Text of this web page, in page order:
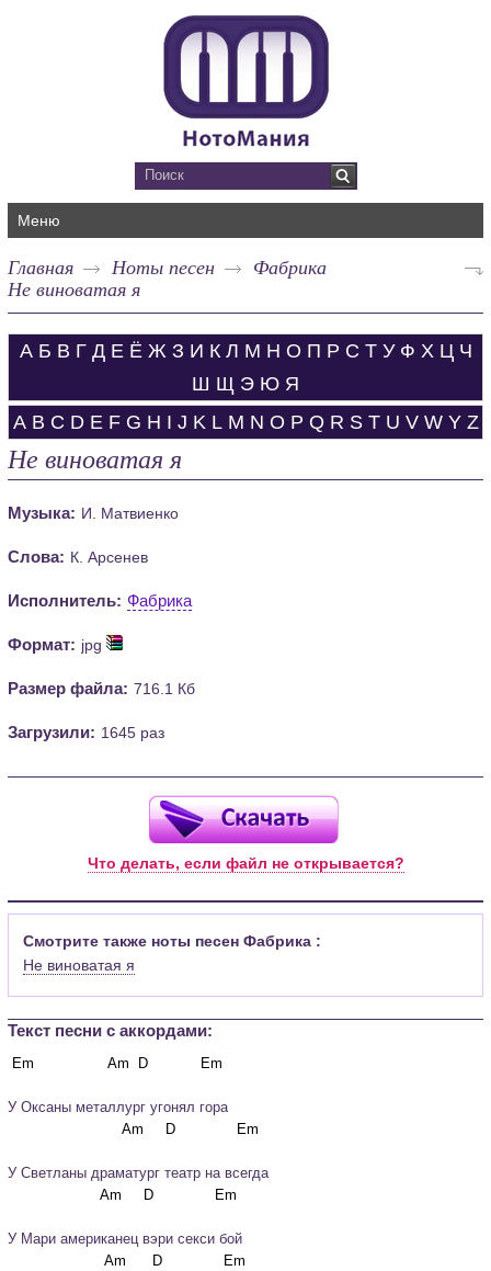
Меню
Главная Ноты песен
Фабрика
Не виноватая я
А Б В Г Д Е Ё Ж З И К Л М Н О П Р С Т У Ф Х Ц Ч
Ш Щ Э Ю Я
A B C D E F G H I J K L M N O P Q R S T U V W Y Z
Не виноватая я
Музыка: И. Матвиенко
Слова: К. Арсенев
Исполнитель: Фабрика
Формат: jpg
Размер файла: 716.1 Кб
Загрузили: 1645 раз
Что делать, если файл не открывается?
Смотрите также ноты песен Фабрика :
Не виноватая я
Текст песни c аккордами:
У Оксаны металлург угонял гора
У Светланы драматург театр на всегда
У Мари американец вэри секси бой